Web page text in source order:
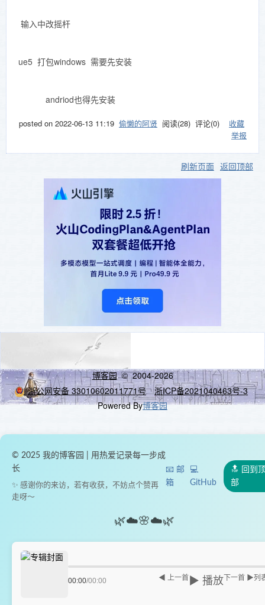
输入中改摇杆
ue5 打包windows 需要先安装
andriod也得先安装
posted on 2022-06-13 11:19 偷懒的阿贤 阅读(28) 评论(0) 收藏
举报
刷新页面 返回顶部
博客园© 2004-2026
浙公网安备 33010602011771号
浙ICP备2021040463号-3
Powered By博客园
© 2025 我的博客园 | 用热爱记录每一步成
长
✨ 感谢你的来访，若有收获，不妨点个赞再
走呀～
📧 邮
箱
💻
GitHub
🔝 回到
部
🌿☁️🌸☁️🌿
00:00/00:00 ◀ 上一首 ▶ 播放 下一首 ▶列